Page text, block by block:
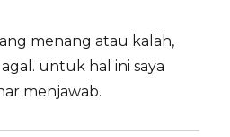
menang atau kalah,
untuk hal ini saya
menjawab.